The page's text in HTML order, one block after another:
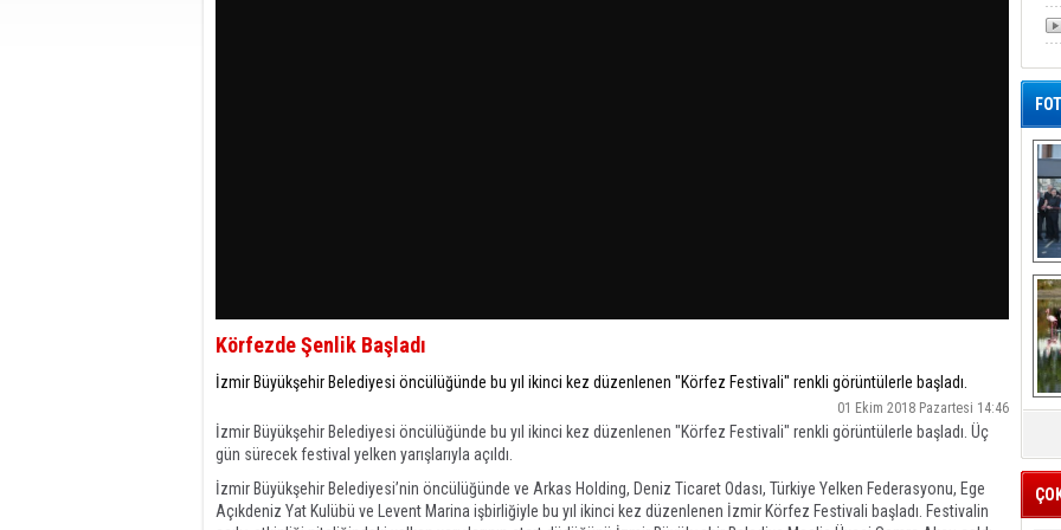
Körfezde Şenlik Başladı
İzmir Büyükşehir Belediyesi öncülüğünde bu yıl ikinci kez düzenlenen "Körfez Festivali" renkli görüntülerle başladı.
01 Ekim 2018 Pazartesi 14:46
İzmir Büyükşehir Belediyesi öncülüğünde bu yıl ikinci kez düzenlenen "Körfez Festivali" renkli görüntülerle başladı. Üç
gün sürecek festival yelken yarışlarıyla açıldı.
İzmir Büyükşehir Belediyesi’nin öncülüğünde ve Arkas Holding, Deniz Ticaret Odası, Türkiye Yelken Federasyonu, Ege
Açıkdeniz Yat Kulübü ve Levent Marina işbirliğiyle bu yıl ikinci kez düzenlenen İzmir Körfez Festivali başladı. Festivalin